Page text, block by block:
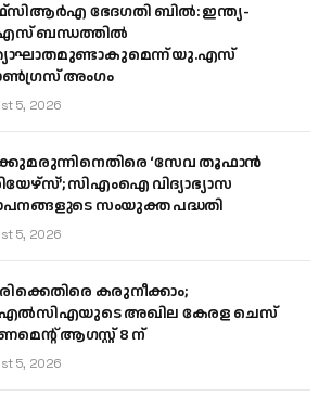
ഭേദഗതി ബിൽ: ഇന്ത്യ-
ബന്ധത്തിൽ
യു.എസ്
അംഗം
5, 2026
‘സേവ തൂഫാൻ
സിഎംഐ വിദ്യാഭ്യാസ
സംയുക്ത പദ്ധതി
5, 2026
കരുനീക്കാം;
അഖില കേരള ചെസ്
ആഗസ്റ്റ് 8 ന്
5, 2026